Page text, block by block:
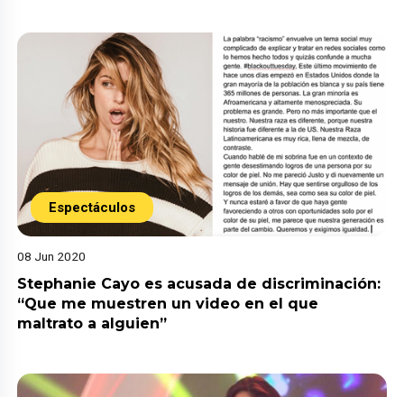
Espectáculos
08 Jun 2020
Stephanie Cayo es acusada de discriminación:
“Que me muestren un video en el que
maltrato a alguien”